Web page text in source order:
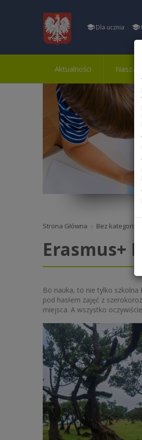
Dla ucznia
Aktualności Nasza
Strona Główna » Bez kategorii
Erasmus+
Bo nauka, to nie tylko szkolna
pod hasłem zajęć z
miejsca. A wszystko